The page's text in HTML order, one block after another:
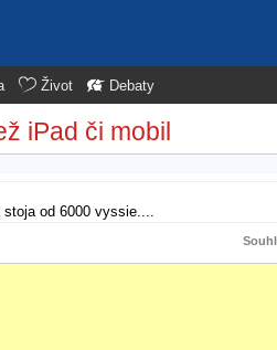
Život Debaty
iPad či mobil
od 6000 vyssie....